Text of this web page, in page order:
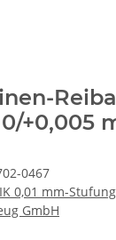
+0,005
0467
0,01 mm-
GmbH